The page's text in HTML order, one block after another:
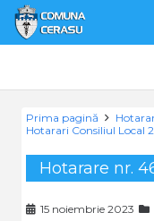
Prima pagină
Hotarari Consiliul Local
Hotarare nr.
15 noiembrie 2023